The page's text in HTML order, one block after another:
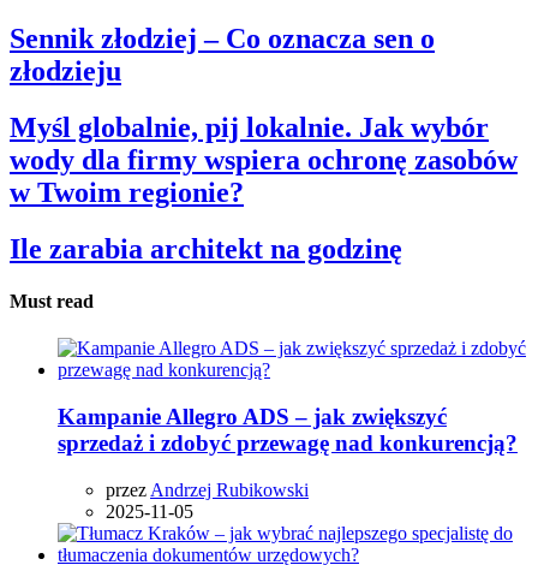
Sennik złodziej – Co oznacza sen o
złodzieju
Myśl globalnie, pij lokalnie. Jak wybór
wody dla firmy wspiera ochronę zasobów
w Twoim regionie?
Ile zarabia architekt na godzinę
Must read
Kampanie Allegro ADS – jak zwiększyć
sprzedaż i zdobyć przewagę nad konkurencją?
przez Andrzej Rubikowski
2025-11-05